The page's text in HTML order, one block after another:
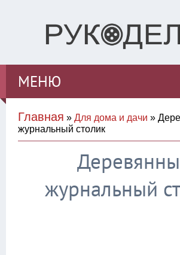
МЕНЮ
Главная » Для дома и дачи »
журнальный столик
журнальный